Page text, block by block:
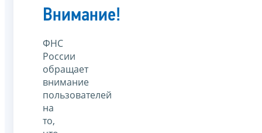
Внимание!
ФНС
России
обращает
внимание
пользователей
на
то,